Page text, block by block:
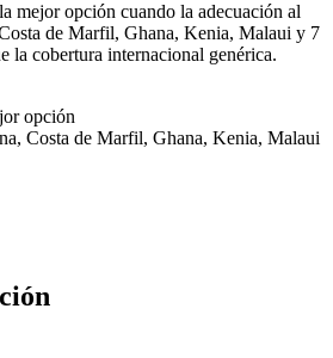
mejor opción cuando la adecuación al
de Marfil, Ghana, Kenia, Malaui y 7
la cobertura internacional genérica.
opción
Costa de Marfil, Ghana, Kenia, Malaui